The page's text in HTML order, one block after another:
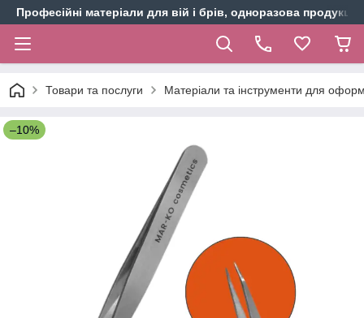
Професійні матеріали для вій і брів, одноразова продукція
Товари та послуги Матеріали та інструменти для
–10%